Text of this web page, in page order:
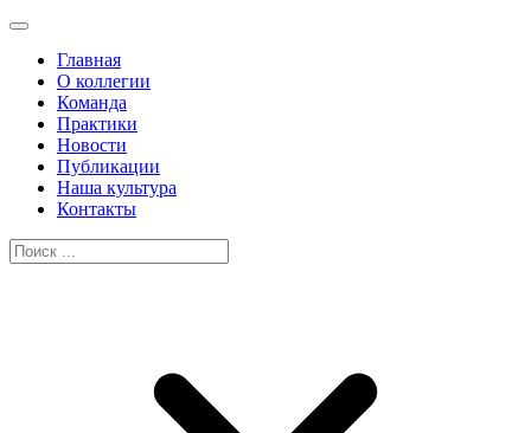
Главная
О коллегии
Команда
Практики
Новости
Публикации
Наша культура
Контакты